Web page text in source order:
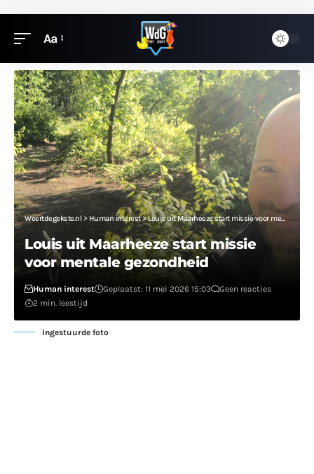
Aa
Weertdegekste.nl> Human interest>Louis uit Maarheeze start missie voor mentale gezondheid
Louis uit Maarheeze start missie
voor mentale gezondheid
Human interest Geplaatst: 11 mei 2026 15:03
Geen reacties
2 min. leestijd
Ingestuurde foto